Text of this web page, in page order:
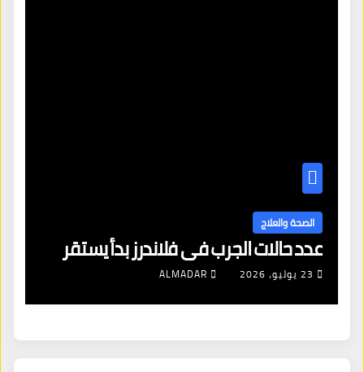
الصحة والعلاج
عدد حالات الجرب في فلاندرز بدأ يستقر
23 يوليو، 2026 ALMADAR